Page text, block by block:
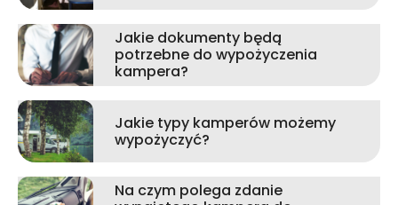
Jakie dokumenty będą
potrzebne do wypożyczenia
kampera?
Jakie typy kamperów możemy
wypożyczyć?
Na czym polega zdanie